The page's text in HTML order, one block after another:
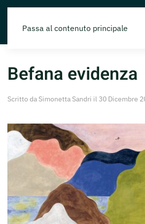
Passa al contenuto principale
Befana evidenza
Scritto da Simonetta Sandri il 30 Dicembre